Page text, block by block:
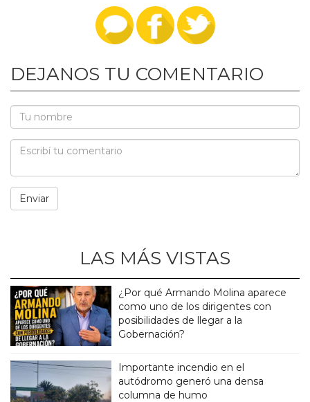
DEJANOS TU COMENTARIO
LAS MÁS VISTAS
¿Por qué Armando Molina aparece
como uno de los dirigentes con
posibilidades de llegar a la
Gobernación?
Importante incendio en el
autódromo generó una densa
columna de humo